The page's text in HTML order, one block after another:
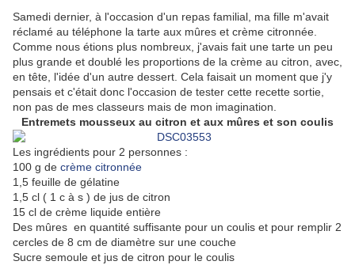
Samedi dernier, à l'occasion d'un repas familial, ma fille m'avait
réclamé au téléphone la tarte aux mûres et crème citronnée.
Comme nous étions plus nombreux, j'avais fait une tarte un peu
plus grande et doublé les proportions de la crème au citron, avec,
en tête, l'idée d'un autre dessert. Cela faisait un moment que j'y
pensais et c'était donc l'occasion de tester cette recette sortie,
non pas de mes classeurs mais de mon imagination.
Entremets mousseux au citron et aux mûres et son coulis
Les ingrédients pour 2 personnes :
100 g de crème citronnée
1,5 feuille de gélatine
1,5 cl ( 1 c à s ) de jus de citron
15 cl de crème liquide entière
Des mûres en quantité suffisante pour un coulis et pour remplir 2
cercles de 8 cm de diamètre sur une couche
Sucre semoule et jus de citron pour le coulis